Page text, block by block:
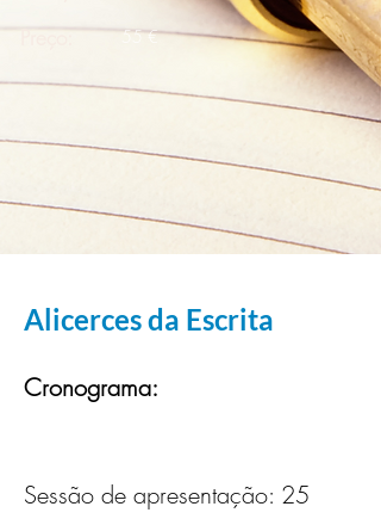
Preço:
55 €
Alicerces da Escrita
Cronograma:
Sessão de apresentação: 25